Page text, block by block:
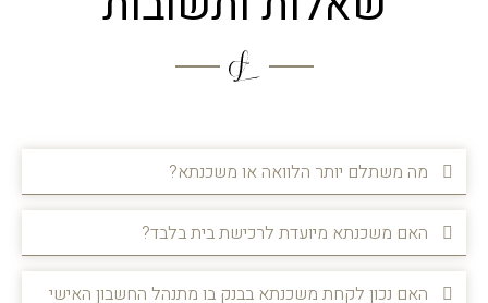
מה משתלם יותר הלוואה או משכנתא?
האם משכנתא מיועדת לרכישת בית בלבד?
האם נכון לקחת משכנתא בבנק בו מתנהל החשבון האישי